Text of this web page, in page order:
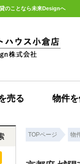
のことなら未来Designへ
売る 物件
TOPページ 物